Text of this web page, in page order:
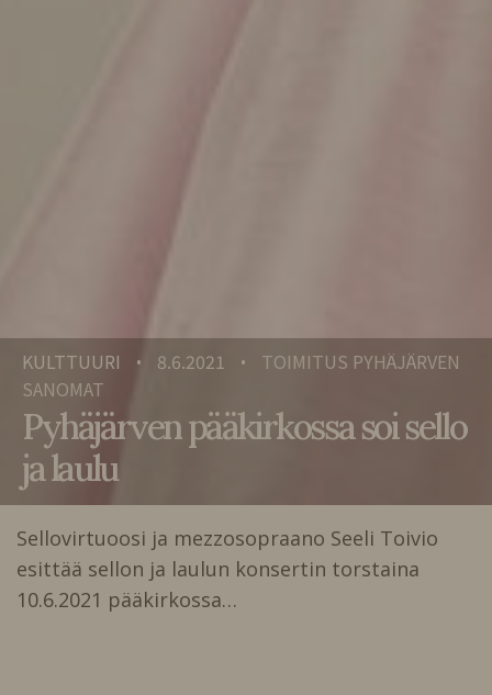
KULTTUURI • 8.6.2021 •
TOIMITUS PYHÄJÄRVEN
SANOMAT
Pyhäjärven pääkirkossa soi sello
ja laulu
Sellovirtuoosi ja mezzosopraano Seeli Toivio
esittää sellon ja laulun konsertin torstaina
10.6.2021 pääkirkossa…